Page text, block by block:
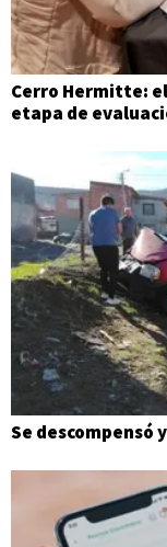
Cerro Hermitte:
etapa de
Se descompensó